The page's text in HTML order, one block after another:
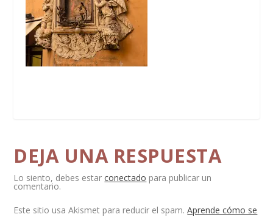
DEJA UNA RESPUESTA
Lo siento, debes estarconectado para publicar un
comentario.
Este sitio usa Akismet para reducir el spam.Aprende cómo se